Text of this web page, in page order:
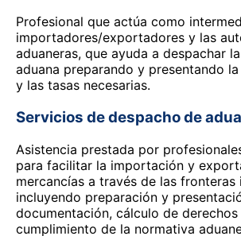
Profesional que actúa como
importadores/exportadores y las
aduaneras, que ayuda a despachar
aduana preparando y presentando
y las tasas necesarias.
Servicios de despacho de
Asistencia prestada por
para facilitar la importación y
mercancías a través de las fronteras
incluyendo preparación y
documentación, cálculo de
cumplimiento de la normativa